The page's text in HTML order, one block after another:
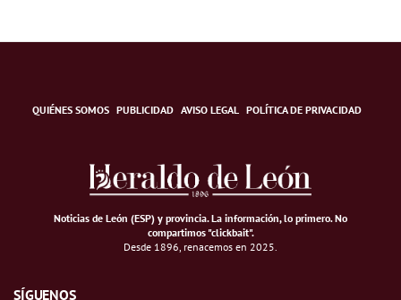
QUIÉNES SOMOS PUBLICIDAD AVISO LEGAL POLÍTICA DE PRIVACIDAD
Noticias de León (ESP) y provincia. La información, lo primero.No
compartimos "clickbait".
Desde 1896, renacemos en 2025.
SÍGUENOS